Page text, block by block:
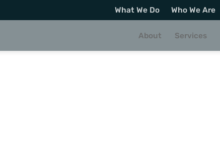
What We Do Who We Are
About Services